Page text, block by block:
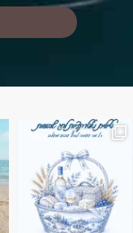
הם הגבול 💙🩵